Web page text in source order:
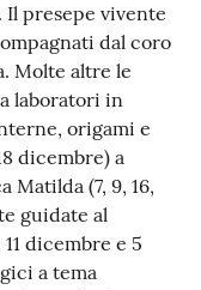
Il presepe vivente
dal coro
Molte altre le
laboratori in
origami e
dicembre) a
(7, 9, 16,
guidate al
dicembre e 5
a tema